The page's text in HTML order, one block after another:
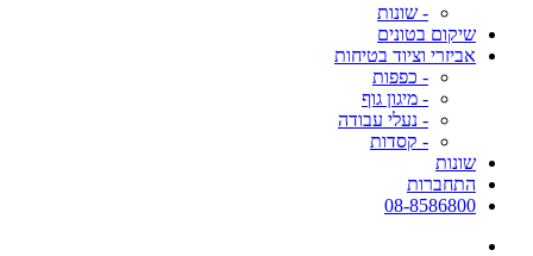
- שונות
שיקום בטונים
אביזרי וציוד בטיחות
- כפפות
- מיגון גוף
- נעלי עבודה
- קסדות
שונות
התחברות
08-8586800